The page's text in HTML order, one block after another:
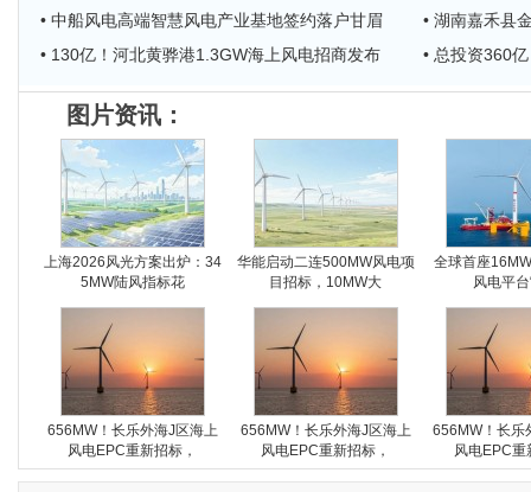
• 中船风电高端智慧风电产业基地签约落户甘眉
• 湖南嘉禾县
• 130亿！河北黄骅港1.3GW海上风电招商发布
• 总投资360
图片资讯：
上海2026风光方案出炉：34
5MW陆风指标花
华能启动二连500MW风电项
目招标，10MW大
全球首座
风电平
656MW！长乐外海J区海上
风电EPC重新招标，
656MW！长乐外海J区海上
风电EPC重新招标，
656MW！长乐
风电EPC重